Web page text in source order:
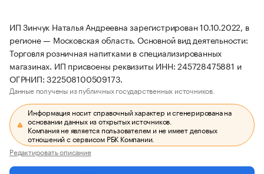
ИП Зинчук Наталья Андреевна зарегистрирован 10.10.2022, в
регионе — Московская область. Основной вид деятельности:
Торговля розничная напитками в специализированных
магазинах. ИП присвоены реквизиты ИНН: 245728475881 и
ОГРНИП: 322508100509173.
Данные получены из публичных государственных источников.
Информация носит справочный характер и сгенерирована на
основании данных из открытых источников.
Компания не является пользователем и не имеет деловых
отношений с сервисом РБК Компании.
Редактировать описание